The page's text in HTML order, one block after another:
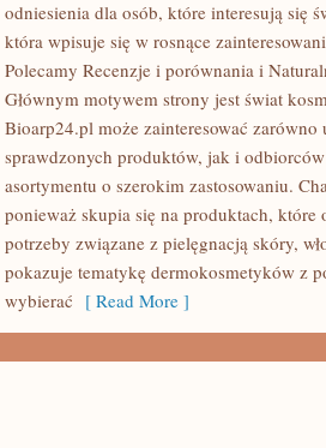
odniesienia dla osób, które interesują się
która wpisuje się w rosnące
Polecamy Recenzje i porównania i
Głównym motywem strony jest świat
Bioarp24.pl może zainteresować
sprawdzonych produktów, jak i
asortymentu o szerokim zastosowaniu.
ponieważ skupia się na produktach, które
potrzeby związane z pielęgnacją skóry,
pokazuje tematykę dermokosmetyków z
wybierać [ Read More ]